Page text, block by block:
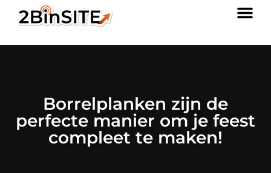
Borrelplanken zijn de
perfecte manier om je feest
compleet te maken!